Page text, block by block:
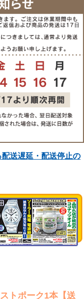
配送遅延・配送停止の
トポーク1本【送